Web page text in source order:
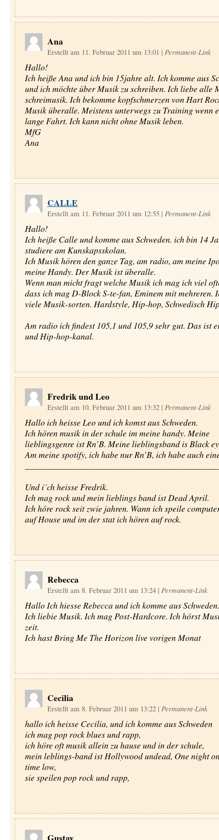
Ana
Erstellt am 11. Februar 2011 um 13:01 | Permanent-Link
Hallo!
Ich heiße Ana und ich bin 15jahre alt. Ich komme aus
und ich möchte über Musik zu schreiben. Ich liebe alle
schreimusik. Ich bekomme kopfschmerzen von Hart
Musik überalle. Meistens unterwegs zu Training wenn
lange Fahrt. Ich kann nicht ohne Musik leben.
MfG
Ana
CALLE
Erstellt am 11. Februar 2011 um 12:55 | Permanent-Link
Hallo!
Ich heiße Calle und komme aus Schweden. ich bin 14
studiere am Kunskapsskolan.
Ich Musik hören den ganze Tag, am radio, am meine
meine Handy. Der Musik ist überalle.
Wenn man micht fragt welche Musik ich mag ich viel
dass ich mag D-Block S-te-fan, Eminem mit mehreren.
viele Musik-sorten. Hardstyle, Hip-hop, Schwedisch
Am radio ich findest 105,1 und 105,9 sehr gut. Das ist
und Hip-hop-kanal.
Fredrik und Leo
Erstellt am 10. Februar 2011 um 13:32 | Permanent-Link
Hallo ich heisse Leo und ich komst aus Schweden.
Ich hören musik in der schule im meine handy. Meine
lieblingsgenre ist Rn’B. Meine lieblingsband is Black
Am meine spotify, ich habe nur Rn’B, ich habe auch
Und i´ch heisse Fredrik.
Ich mag rock und mein lieblings band ist Dead April.
Ich höre rock seit zwie jahren. Wann ich speile
auf House und im der stat ich hören auf rock.
Rebecca
Erstellt am 8. Februar 2011 um 13:24 | Permanent-Link
Hallo Ich hiesse Rebecca und ich komme aus Schweden.
Ich liebie Musik. Ich mag Post-Hardcore. Ich hörst
zeit.
Ich hast Bring Me The Horizon live vorigen Monat
Cecilia
Erstellt am 8. Februar 2011 um 13:22 | Permanent-Link
hallo ich heisse Cecilia, und ich komme aus Schweden
ich mag pop rock blues und rapp,
ich höre oft musik allein zu hause und in der schule,
mein leblings-band ist Hollywood undead, One night
time low,
sie speilen pop rock und rapp,